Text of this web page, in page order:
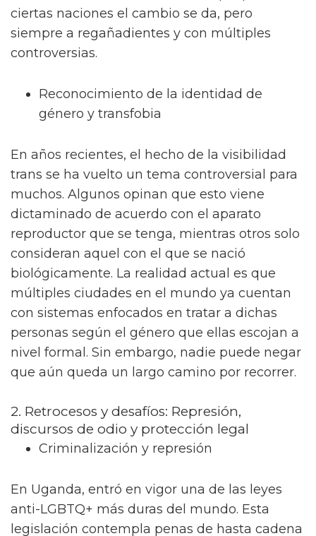
LGBTQ+. Esto se debe a que cada vez más
países se han flexibilizado en temas como la
unión civil, el reconocimiento de las personas
Matrimonio y derechos civiles
Tras años de lucha, países como Perú, han
abierto el paso a la tan esperada unión civil.
Asimismo, diversos países de Latinoamérica
se unen a la lucha, pero aun conservando
ciertos derechos para solo las parejas
heterosexuales. La realidad actual es que
otras zonas, como Tailandia, llevan años de
experiencia en este tema y se han convertido
en los favoritos para la comunidad LGBTQ+.
Por otro lado, también es cierto que para
ciertas naciones el cambio se da, pero
siempre a regañadientes y con múltiples
Reconocimiento de la identidad de
género y transfobia
En años recientes, el hecho de la visibilidad
trans se ha vuelto un tema controversial para
muchos. Algunos opinan que esto viene